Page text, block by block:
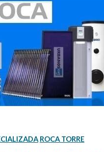
ROCA TORRE